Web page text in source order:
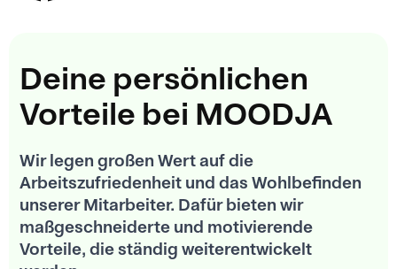
Deine persönlichen
Vorteile bei MOODJA
Wir legen großen Wert auf die
Arbeitszufriedenheit und das Wohlbefinden
unserer Mitarbeiter. Dafür bieten wir
maßgeschneiderte und motivierende
Vorteile, die ständig weiterentwickelt